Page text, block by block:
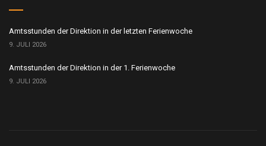
Amtsstunden der Direktion in der letzten Ferienwoche
9. JULI 2026
Amtsstunden der Direktion in der 1. Ferienwoche
9. JULI 2026